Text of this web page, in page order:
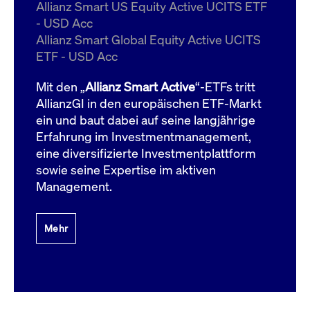
Allianz Smart US Equity Active UCITS ETF
- USD Acc
Allianz Smart Global Equity Active UCITS
ETF - USD Acc
Mit den „Allianz Smart Active“-ETFs tritt
AllianzGI in den europäischen ETF-Markt
ein und baut dabei auf seine langjährige
Erfahrung im Investmentmanagement,
eine diversifizierte Investmentplattform
sowie seine Expertise im aktiven
Management.
Mehr
ApplicationGatewayAffinityCORS
boerse.com
Domain
bis